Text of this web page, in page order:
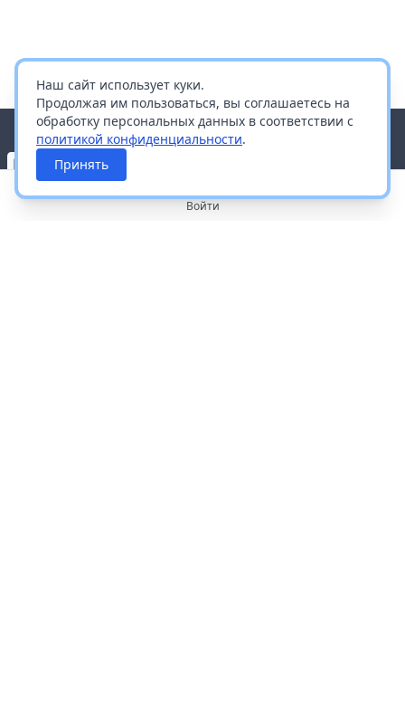
Наш сайт использует куки.
Продолжая им пользоваться, вы соглашаетесь на
обработку персональных данных в соответствии с
политикой конфиденциальности.
Принять
Войти